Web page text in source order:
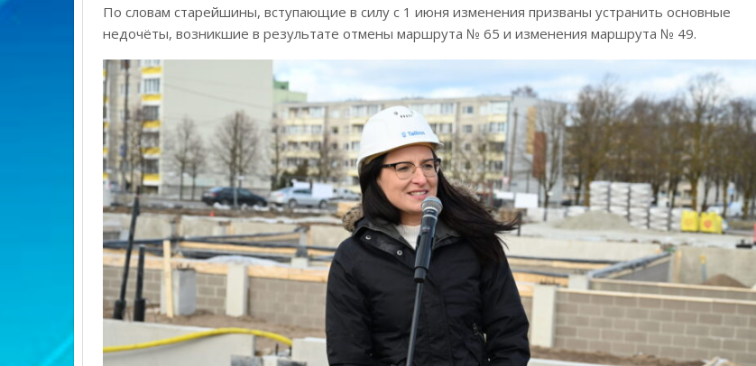
По словам старейшины, вступающие в силу с 1 июня изменения призваны устранить основные
недочёты, возникшие в результате отмены маршрута № 65 и изменения маршрута № 49.